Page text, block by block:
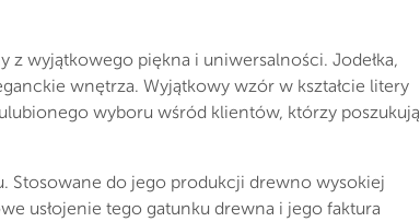
z wyjątkowego piękna i uniwersalności. Jodełka,
wnętrza. Wyjątkowy wzór w kształcie litery
wyboru wśród klientów, którzy poszukują
Stosowane do jego produkcji drewno wysokiej
usłojenie tego gatunku drewna i jego faktura